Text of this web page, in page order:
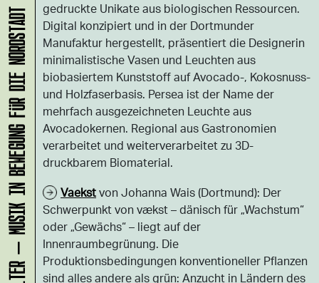
gedruckte Unikate aus biologischen Ressourcen.
Digital konzipiert und in der Dortmunder
Manufaktur hergestellt, präsentiert die Designerin
minimalistische Vasen und Leuchten aus
biobasiertem Kunststoff auf Avocado-, Kokosnuss-
und Holzfaserbasis. Persea ist der Name der
mehrfach ausgezeichneten Leuchte aus
Avocadokernen. Regional aus Gastronomien
verarbeitet und weiterverarbeitet zu 3D-
druckbarem Biomaterial.
Vaekstvon Johanna Wais (Dortmund): Der
Schwerpunkt von vækst – dänisch für „Wachstum“
oder „Gewächs“ – liegt auf der
Innenraumbegrünung. Die
Produktionsbedingungen konventioneller Pflanzen
sind alles andere als grün: Anzucht in Ländern des
KLANG-ENTFALTER – MUSIK IN BEWEGUNG FÜR DIE NORDSTADT